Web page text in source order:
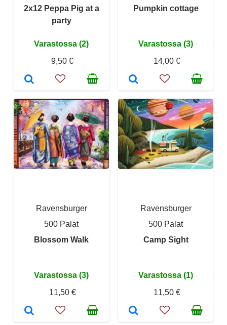
2x12 Peppa Pig at a
party
Varastossa (2)
9,50 €
Pumpkin cottage
Varastossa (3)
14,00 €
Ravensburger
500 Palat
Blossom Walk
Varastossa (3)
11,50 €
Ravensburger
500 Palat
Camp Sight
Varastossa (1)
11,50 €